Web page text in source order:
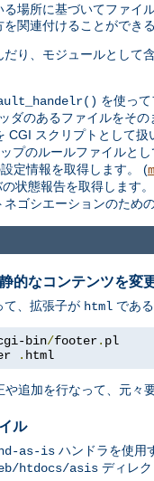
場所に基づいてファイ
を関連付けることができ
り、モジュールとして
を使っ
ダのあるファイルをそ
CGI スクリプトとして扱
プのルールファイルと
定情報を取得します。 (
の状態報告を取得します
ネゴシエーションのため
的なコンテンツを変
て、拡張子が html であ
bin/footer.
. html
追加を行なって、元々
ル
as-is ハンドラを使用
htdocs/asis ディレ